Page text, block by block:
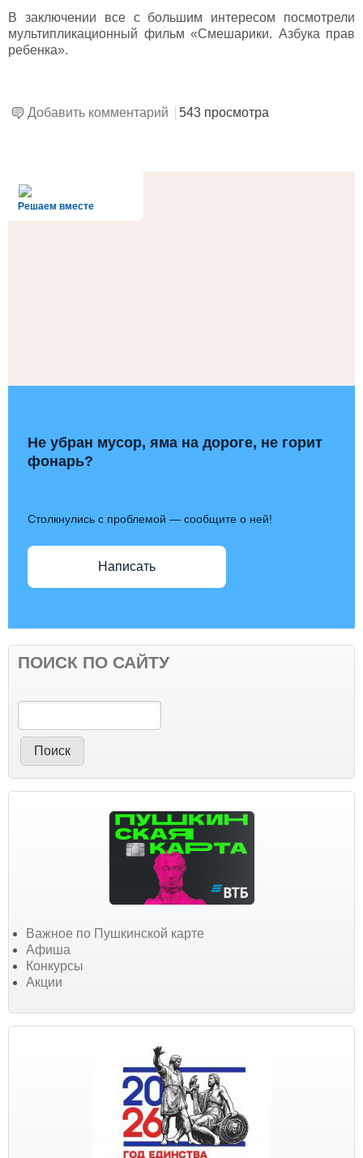
В заключении все с большим интересом посмотрели
мультипликационный фильм «Смешарики. Азбука прав
ребенка».
Добавить комментарий 543 просмотра
Решаем вместе
Не убран мусор, яма на дороге, не горит
фонарь?
Столкнулись с проблемой — сообщите о ней!
Написать
ПОИСК ПО САЙТУ
Поиск
Важное по Пушкинской карте
Афиша
Конкурсы
Акции